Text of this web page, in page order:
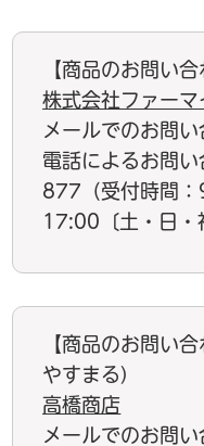
【商品のお問い
株式会社ファーマ
メールでのお問
電話によるお問
877（受付時間
17:00〔土・日・
【商品のお問い
やすまる)
高橋商店
メールでのお問